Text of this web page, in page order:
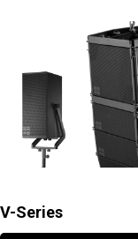
V-Series